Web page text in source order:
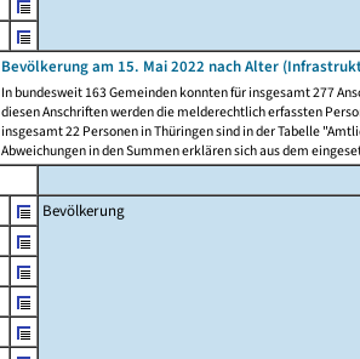
Bevölkerung am 15. Mai 2022 nach Alter
In bundesweit 163 Gemeinden konnten für insgesamt 277
diesen Anschriften werden die melderechtlich erfassten
insgesamt 22 Personen in Thüringen sind in der Tabelle
Abweichungen in den Summen erklären sich aus dem
Bevölkerung